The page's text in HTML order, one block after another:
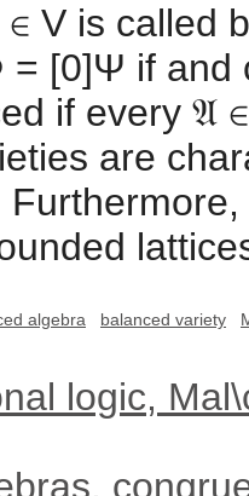
∈ V is
= [0]Ψ if and
if every 𝔄
are
algebra balanced variety
logic,